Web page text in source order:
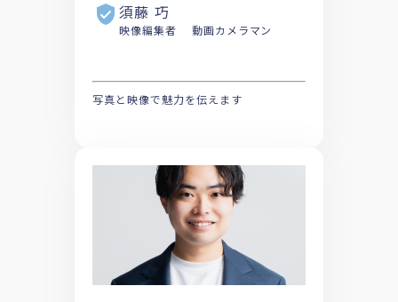
須藤 巧
映像編集者 動画カメラマン
写真と映像で魅力を伝えます